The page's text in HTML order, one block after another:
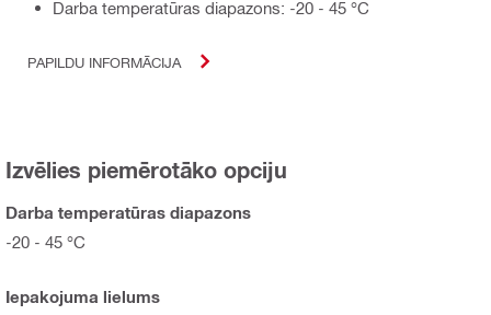
Darba temperatūras diapazons: -20 - 45 °C
PAPILDU INFORMĀCIJA
Izvēlies piemērotāko opciju
Darba temperatūras diapazons
-20 - 45 °C
Iepakojuma lielums